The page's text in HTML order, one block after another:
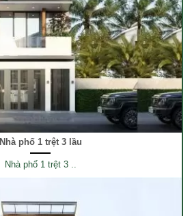
Nhà phố 1 trệt 3 lầu
Nhà phố 1 trệt 3 ..